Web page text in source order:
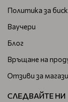
Политика за
Ваучери
Блог
Връщане на
Отзиви за
СЛЕДВАЙТЕ НИ